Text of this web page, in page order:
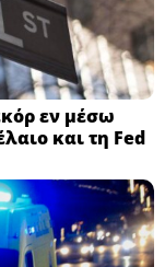
εν μέσω
και τη Fed